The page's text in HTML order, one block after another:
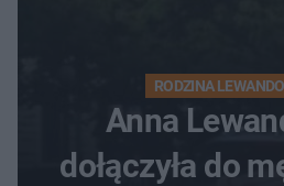
RODZINA
Anna
dołączyła do